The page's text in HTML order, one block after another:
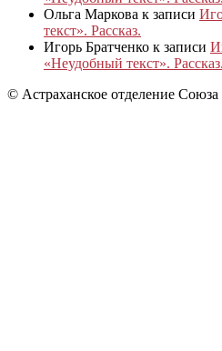
Ольга Маркова к записи
текст». Рассказ.
Игорь Братченко к записи
«Неудобный текст». Рассказ.
© Астраханское отделение